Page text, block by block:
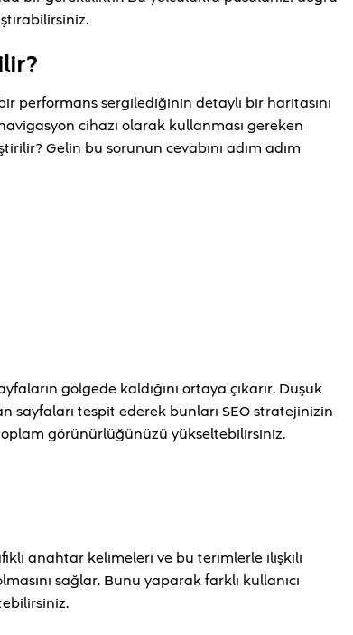
performans sergilediğinin detaylı bir haritasını
cihazı olarak kullanması gereken
Gelin bu sorunun cevabını adım adım
gölgede kaldığını ortaya çıkarır. Düşük
sayfaları tespit ederek bunları SEO stratejinizin
görünürlüğünüzü yükseltebilirsiniz.
anahtar kelimeleri ve bu terimlerle ilişkili
sağlar. Bunu yaparak farklı kullanıcı